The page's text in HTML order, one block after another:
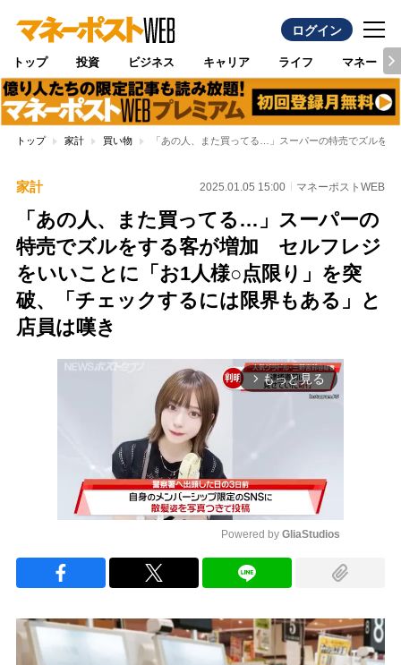
ログイン
トップ 投資 ビジネス キャリア ライフ マネー
トップ 家計 買い物 「あの人、また買ってる…」スーパーの特売でズルを
家計 2025.01.05 15:00 マネーポストWEB
「あの人、また買ってる…」スーパーの
特売でズルをする客が増加 セルフレジ
をいいことに「お1人様○点限り」を突
破、「チェックするには限界もある」と
店員は嘆き
arrow_forward_ios もっと見る
Powered by GliaStudios